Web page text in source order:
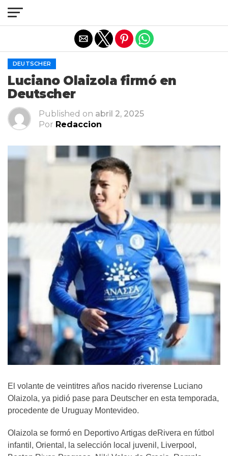
DEUTSCHER
Luciano Olaizola firmó en
Deutscher
Published on abril 2, 2025
Por Redaccion
El volante de veintitres años nacido riverense Luciano
Olaizola, ya pidió pase para Deutscher en esta temporada,
procedente de Uruguay Montevideo.
Olaizola se formó en Deportivo Artigas deRivera en fútbol
infantil, Oriental, la selección local juvenil, Liverpool,